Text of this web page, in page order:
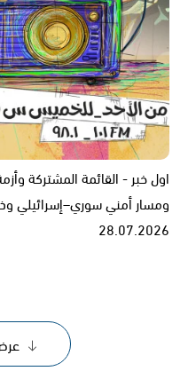
اول خبر - القائمة المشتركة
ومسار أمني
28.07.2026